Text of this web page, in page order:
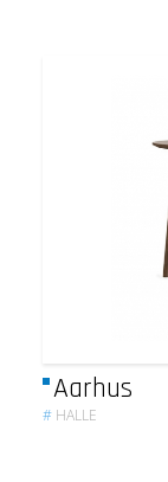
Aarhus
# HALLE